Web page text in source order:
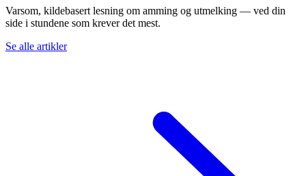
Varsom, kildebasert lesning om amming og utmelking — ved din
side i stundene som krever det mest.
Se alle artikler